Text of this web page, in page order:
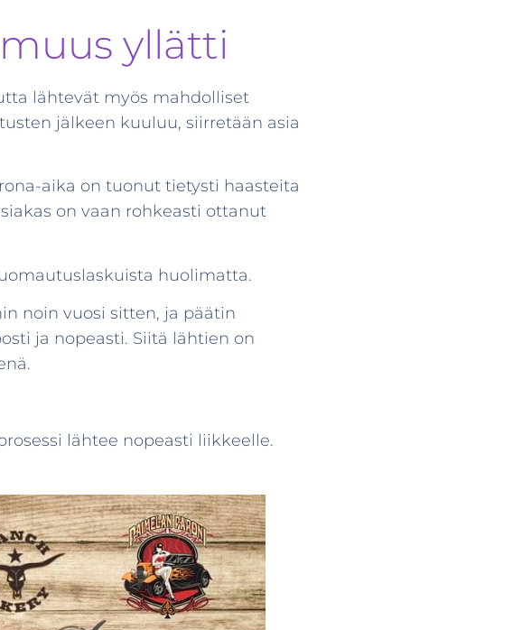
yllätti
lähtevät myös mahdolliset
jälkeen kuuluu, siirretään asia
aika on tuonut tietysti haasteita
on vaan rohkeasti ottanut
huolimatta.
noin vuosi sitten, ja päätin
ja nopeasti. Siitä lähtien on
lähtee nopeasti liikkeelle.